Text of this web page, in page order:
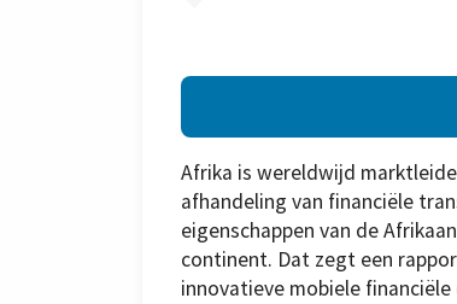
Afrika is wereldwijd
afhandeling van financiële
eigenschappen van de
continent. Dat zegt een
innovatieve mobiele